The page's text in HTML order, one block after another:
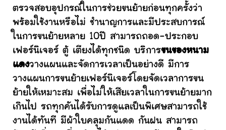
ตรวจสอบอุปกรณ์ในการช่วยขนย้ายก่อนทุกครั้งว่า
พร้อมใช้งานหรือไม่ ชำนาญการและมีประสบการณ์
ในการขนย้ายหลาย 10ปี สามารถถอด-ประกอบ
เฟอร์นิเจอร์ ตู้ เตียงได้ทุกชนิด บริการขนของหนาม
แดงวางแผนและจัดการเวลาเป็นอย่างดี มีการ
วางแผนการขนย้ายเฟอร์นิเจอร์โดยจัดเวลาการขน
ย้ายให้เหมาะสม เพื่อไม่ให้เสียเวลาในการขนย้ายมาก
เกินไป รถทุกคันได้รับการดูแลเป็นพิเศษสามารถใช้
งานได้ทันที มีผ้าใบคลุมกันแดด กันฝน สามารถ